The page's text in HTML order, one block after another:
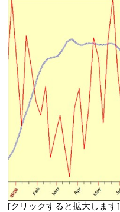
[クリックすると拡大します]